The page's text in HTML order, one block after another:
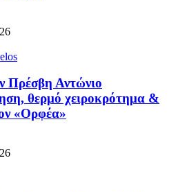
Πρέσβη Αντώνιο
θερμό χειροκρότημα &
«Ορφέα»